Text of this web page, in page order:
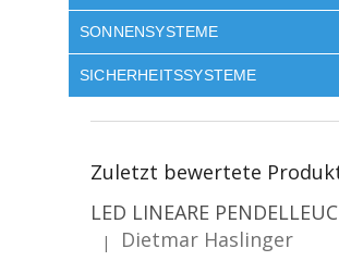
SONNENSYSTEME
SICHERHEITSSYSTEME
Zuletzt bewertete
Die Produktbewertung beträgt 5
| Dietmar Haslinger